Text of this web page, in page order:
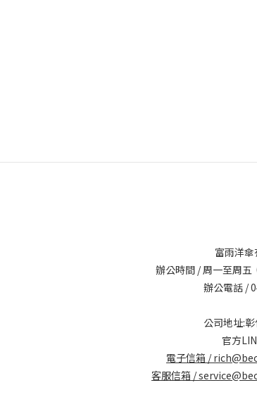
富雨洋
辦公時間 / 周一至周
辦公電話 /
公司地址:
官方
電子信箱 /
客服信箱 /